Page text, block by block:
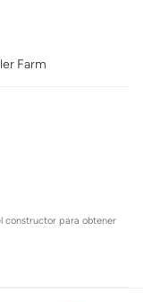
Farm
constructor para obtener